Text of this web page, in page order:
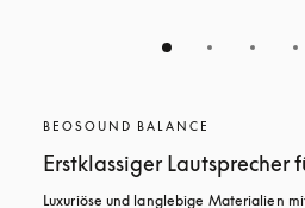
BEOSOUND BALANCE
Erstklassiger Lautsprecher
Luxuriöse und langlebige Materialien